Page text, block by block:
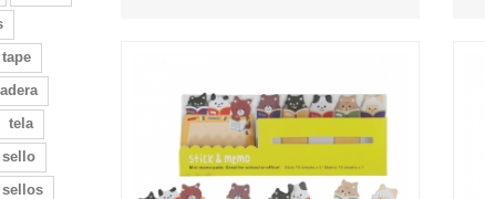
tela
sello
sellos